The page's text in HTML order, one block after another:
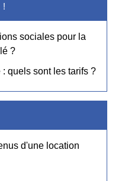
!
sociales pour la
?
quels sont les tarifs ?
d'une location